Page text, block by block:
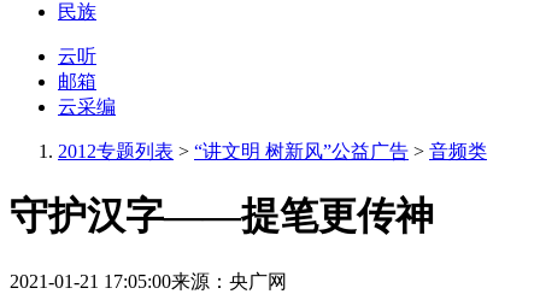
民族
云听
邮箱
云采编
2012专题列表 > “讲文明 树新风”公益广告 > 音频类
守护汉字——提笔更传神
2021-01-21 17:05:00来源：央广网